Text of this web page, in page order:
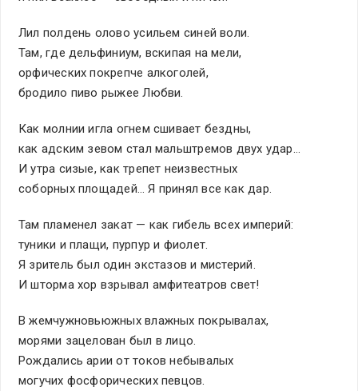
Лил полдень олово усильем синей воли.
Там, где дельфиниум, вскипая на мели,
орфических покрепче алкоголей,
бродило пиво рыжее Любви.
Как молнии игла огнем сшивает бездны,
как адским зевом стал мальштремов двух удар…
И утра сизые, как трепет неизвестных
соборных площадей… Я принял все как дар.
Там пламенел закат — как гибель всех империй:
туники и плащи, пурпур и фиолет.
Я зритель был один экстазов и мистерий.
И шторма хор взрывал амфитеатров свет!
В жемчужновьюжных влажных покрывалах,
морями зацелован был в лицо.
Рождались арии от токов небывалых
могучих фосфорических певцов.